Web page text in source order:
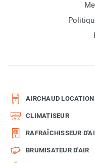
AIRCHAUD LOCATION
CLIMATISEUR
RAFRAÎCHISSEUR
BRUMISATEUR D'AIR